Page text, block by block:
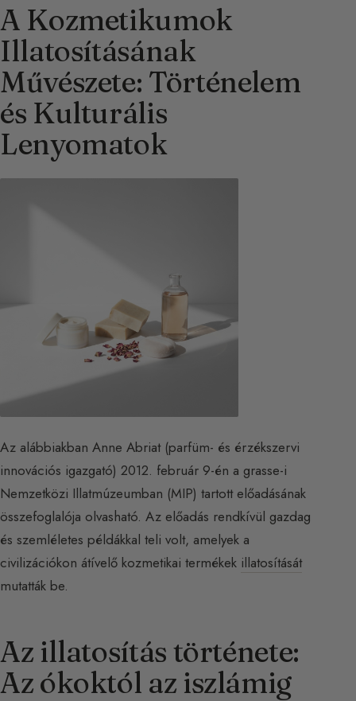
A Kozmetikumok
Illatosításának
Művészete: Történelem
és Kulturális
Lenyomatok
Az alábbiakban Anne Abriat (parfüm- és érzékszervi
innovációs igazgató) 2012. február 9-én a grasse-i
Nemzetközi Illatmúzeumban (MIP) tartott előadásának
összefoglalója olvasható. Az előadás rendkívül gazdag
és szemléletes példákkal teli volt, amelyek a
civilizációkon átívelő kozmetikai termékek illatosítását
mutatták be.
Az illatosítás története:
Az ókoktól az iszlámig